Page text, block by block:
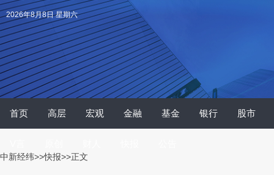
2026年8月8日 星期六
首页 高层 宏观 金融 基金 银行 股市
中新经纬>>快报>>正文